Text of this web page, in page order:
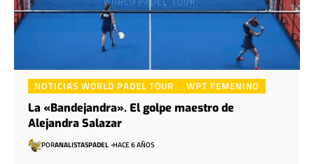
NOTICIAS WORLD PADEL TOUR WPT FEMENINO
La «Bandejandra». El golpe maestro de
Alejandra Salazar
PORANALISTASPADEL HACE 6 AÑOS